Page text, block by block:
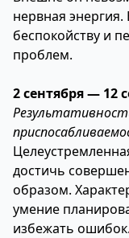
нервная
беспокойству и
проблем.
2 сентября — 12
достичь
образом.
умение
избежать